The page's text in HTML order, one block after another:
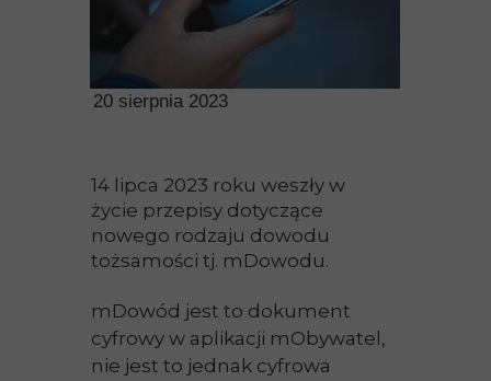
20 sierpnia 2023
14 lipca 2023 roku weszły w
życie przepisy dotyczące
nowego rodzaju dowodu
tożsamości tj. mDowodu.
mDowód jest to dokument
cyfrowy w aplikacji mObywatel,
nie jest to jednak cyfrowa